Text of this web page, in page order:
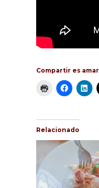
Compartir es amar
Relacionado